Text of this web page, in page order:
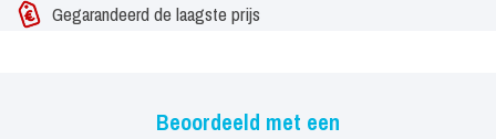
Gegarandeerd de laagste prijs
Beoordeeld met een